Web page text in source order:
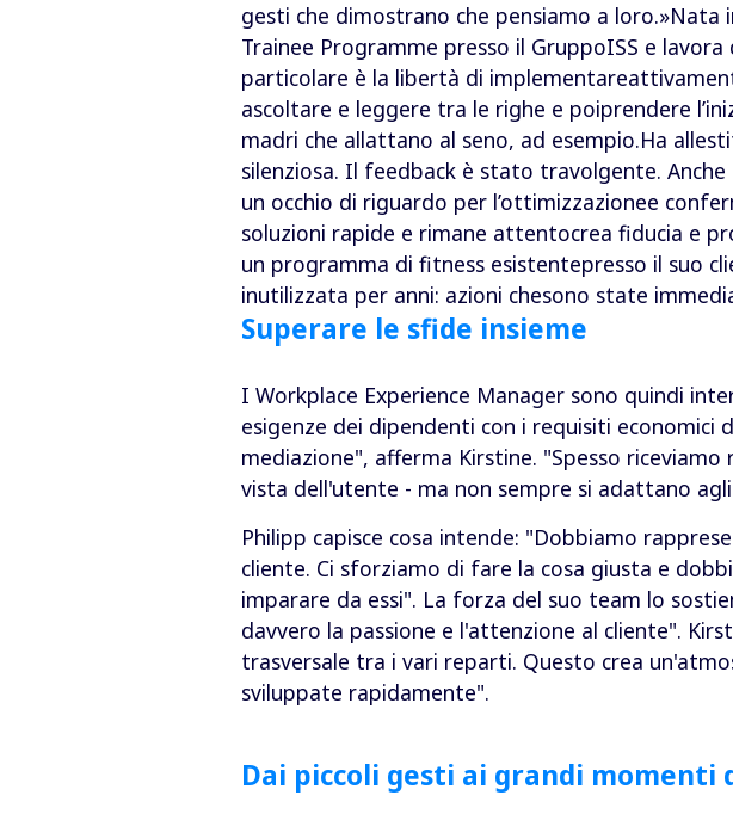
gesti che dimostrano che pensiamo a
Trainee Programme presso il GruppoISS e
particolare è la libertà di
ascoltare e leggere tra le righe e poiprendere
madri che allattano al seno, ad esempio.Ha
silenziosa. Il feedback è stato travolgente.
un occhio di riguardo per l’ottimizzazionee
soluzioni rapide e rimane attentocrea fiducia e
un programma di fitness esistentepresso il suo
inutilizzata per anni: azioni chesono state
Superare le sfide insieme
I Workplace Experience Manager sono quindi
esigenze dei dipendenti con i requisiti economici
mediazione", afferma Kirstine. "Spesso
vista dell'utente - ma non sempre si adattano
Philipp capisce cosa intende: "Dobbiamo
cliente. Ci sforziamo di fare la cosa giusta e
imparare da essi". La forza del suo team lo
davvero la passione e l'attenzione al cliente".
trasversale tra i vari reparti. Questo crea
sviluppate rapidamente".
Dai piccoli gesti ai grandi momenti